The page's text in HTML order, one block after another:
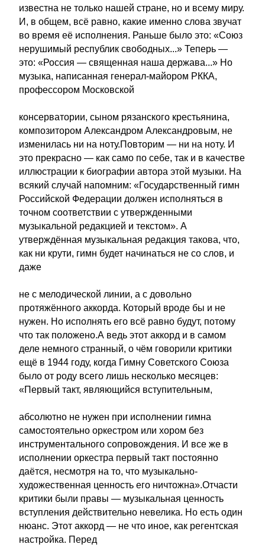
известна не только нашей стране, но и всему миру.
И, в общем, всё равно, какие именно слова звучат
во время её исполнения. Раньше было это: «Союз
нерушимый республик свободных...» Теперь —
это: «Россия — священная наша держава...» Но
музыка, написанная генерал-майором РККА,
профессором Московской
консерватории, сыном рязанского крестьянина,
композитором Александром Александровым, не
изменилась ни на ноту.Повторим — ни на ноту. И
это прекрасно — как само по себе, так и в качестве
иллюстрации к биографии автора этой музыки. На
всякий случай напомним: «Государственный гимн
Российской Федерации должен исполняться в
точном соответствии с утвержденными
музыкальной редакцией и текстом». А
утверждённая музыкальная редакция такова, что,
как ни крути, гимн будет начинаться не со слов, и
даже
не с мелодической линии, а с довольно
протяжённого аккорда. Который вроде бы и не
нужен. Но исполнять его всё равно будут, потому
что так положено.А ведь этот аккорд и в самом
деле немного странный, о чём говорили критики
ещё в 1944 году, когда Гимну Советского Союза
было от роду всего лишь несколько месяцев:
«Первый такт, являющийся вступительным,
абсолютно не нужен при исполнении гимна
самостоятельно оркестром или хором без
инструментального сопровождения. И все же в
исполнении оркестра первый такт постоянно
даётся, несмотря на то, что музыкально-
художественная ценность его ничтожна».Отчасти
критики были правы — музыкальная ценность
вступления действительно невелика. Но есть один
нюанс. Этот аккорд — не что иное, как регентская
настройка. Перед